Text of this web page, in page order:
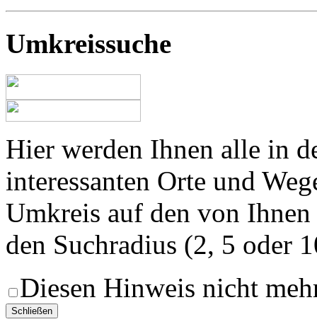
Umkreissuche
Hier werden Ihnen alle in
interessanten Orte und
Umkreis auf den von
den Suchradius (2, 5 oder
Diesen Hinweis nicht
Schließen